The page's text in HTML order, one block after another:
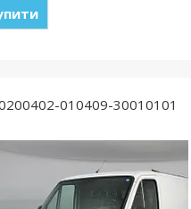
010409-30010101